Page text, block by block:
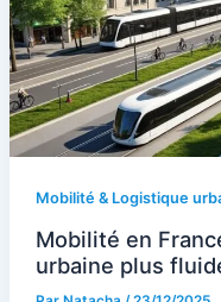
Mobilité & Logistique
Mobilité en
urbaine plus